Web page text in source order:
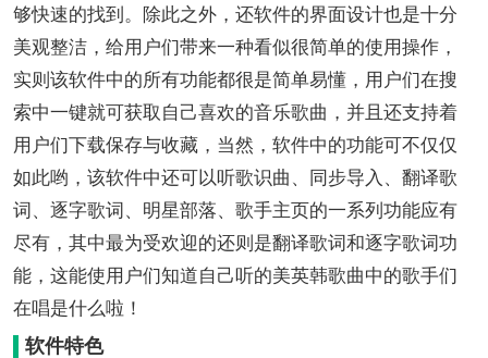
够快速的找到。除此之外，还软件的界面设计也是十分
美观整洁，给用户们带来一种看似很简单的使用操作，
实则该软件中的所有功能都很是简单易懂，用户们在搜
索中一键就可获取自己喜欢的音乐歌曲，并且还支持着
用户们下载保存与收藏，当然，软件中的功能可不仅仅
如此哟，该软件中还可以听歌识曲、同步导入、翻译歌
词、逐字歌词、明星部落、歌手主页的一系列功能应有
尽有，其中最为受欢迎的还则是翻译歌词和逐字歌词功
能，这能使用户们知道自己听的美英韩歌曲中的歌手们
在唱是什么啦！
软件特色